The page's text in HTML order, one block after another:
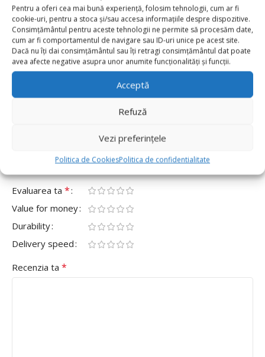
Pentru a oferi cea mai bună experiență, folosim tehnologii, cum ar fi
cookie-uri, pentru a stoca și/sau accesa informațiile despre dispozitive.
Consimțământul pentru aceste tehnologii ne permite să procesăm date,
cum ar fi comportamentul de navigare sau ID-uri unice pe acest site.
Dacă nu îți dai consimțământul sau îți retragi consimțământul dat poate
avea afecte negative asupra unor anumite funcționalități și funcții.
Acceptă
Refuză
Vezi preferințele
Politica de CookiesPolitica de confidentialitate
0 reviews
0
0
0
Fii primul care scrii o recenzie pentru „Pahare De
sunt marcate cu*
Evaluarea ta *
Value for money
Durability
Delivery speed
Recenzia ta *